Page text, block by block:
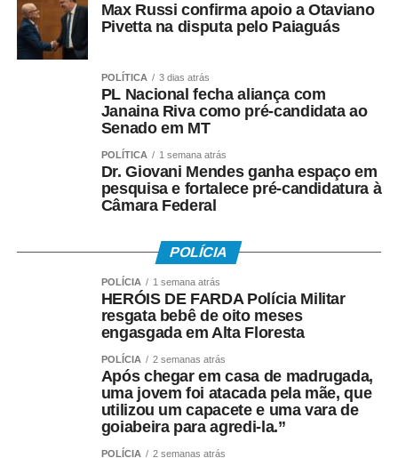
Max Russi confirma apoio a Otaviano
Pivetta na disputa pelo Paiaguás
POLÍTICA 3 dias atrás
PL Nacional fecha aliança com
Janaina Riva como pré-candidata ao
Senado em MT
POLÍTICA 1 semana atrás
Dr. Giovani Mendes ganha espaço em
pesquisa e fortalece pré-candidatura à
Câmara Federal
POLÍCIA
POLÍCIA 1 semana atrás
HERÓIS DE FARDA Polícia Militar
resgata bebê de oito meses
engasgada em Alta Floresta
POLÍCIA 2 semanas atrás
Após chegar em casa de madrugada,
uma jovem foi atacada pela mãe, que
utilizou um capacete e uma vara de
goiabeira para agredi-la.”
POLÍCIA 2 semanas atrás